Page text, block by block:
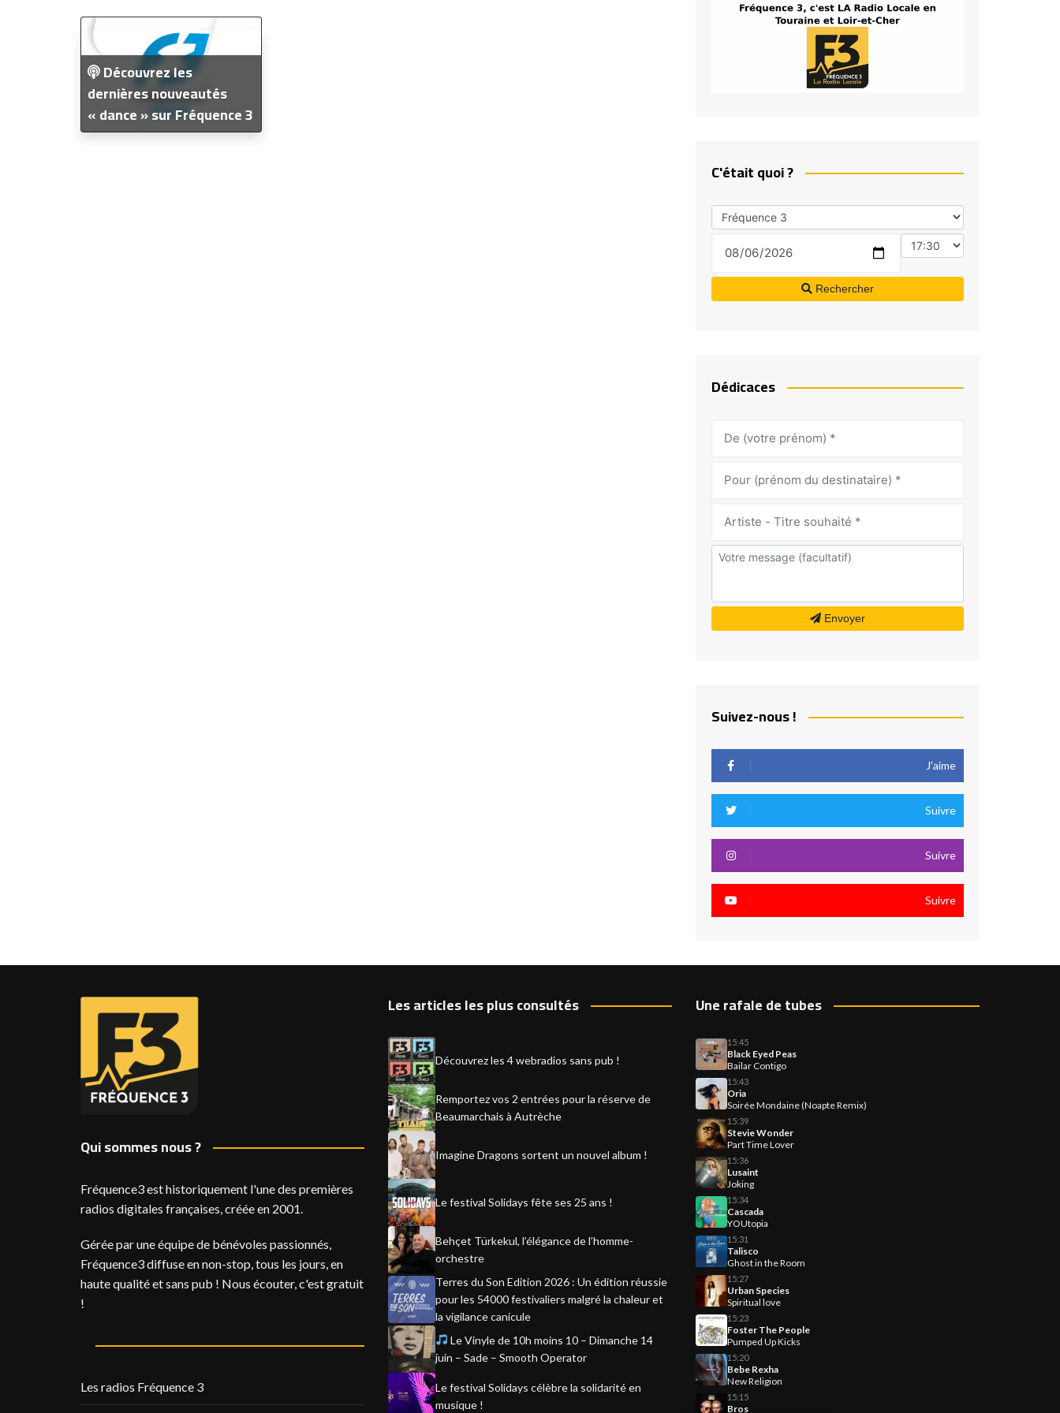
Découvrez les
dernières nouveautés
« dance » sur Fréquence 3
Dance !
C'était quoi ?
Rechercher
Dédicaces
Envoyer
Suivez-nous !
J’aime
Suivre
Suivre
Suivre
Qui sommes nous ?
Fréquence3 est historiquement l'une des premières
radios digitales françaises, créée en 2001.
Gérée par une équipe de bénévoles passionnés,
Fréquence3 diffuse en non-stop, tous les jours, en
haute qualité et sans pub ! Nous écouter, c'est gratuit
!
Les radios Fréquence 3
Les articles les plus consultés
Découvrez les 4 webradios sans pub !
Remportez vos 2 entrées pour la réserve de
Beaumarchais à Autrèche
Imagine Dragons sortent un nouvel album !
Le festival Solidays fête ses 25 ans !
Behçet Türkekul, l’élégance de l’homme-
orchestre
Terres du Son Edition 2026 : Un édition réussie
pour les 54000 festivaliers malgré la chaleur et
la vigilance canicule
Le Vinyle de 10h moins 10 – Dimanche 14
juin – Sade – Smooth Operator
Le festival Solidays célèbre la solidarité en
musique !
Une rafale de tubes
15:45
Black Eyed Peas
Bailar Contigo
15:43
Oria
Soirée Mondaine (Noapte Remix)
15:39
Stevie Wonder
Part Time Lover
15:36
Lusaint
Joking
15:34
Cascada
YOUtopia
15:31
Talisco
Ghost in the Room
15:27
Urban Species
Spiritual love
15:23
Foster The People
Pumped Up Kicks
15:20
Bebe Rexha
New Religion
15:15
Bros